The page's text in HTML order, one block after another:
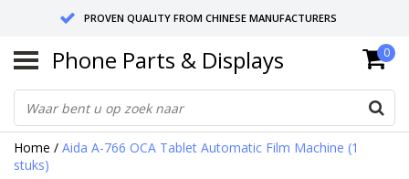
PROVEN QUALITY FROM CHINESE MANUFACTURERS
SEND RETURNS TO GERMANY OR NETHERLANDS
10 DAY SHIPPING
Phone Parts & Displays 0
Home / Aida A-766 OCA Tablet Automatic Film Machine (1
stuks)